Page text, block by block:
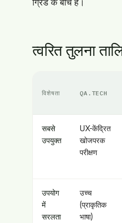
त्वरित तुलना
विशेषता QA.TECH
सबसे
उपयुक्त
UX-केंद्रित
खोजपरक
परीक्षण
उपयोग
में
सरलता
उच्च
(प्राकृतिक
भाषा)